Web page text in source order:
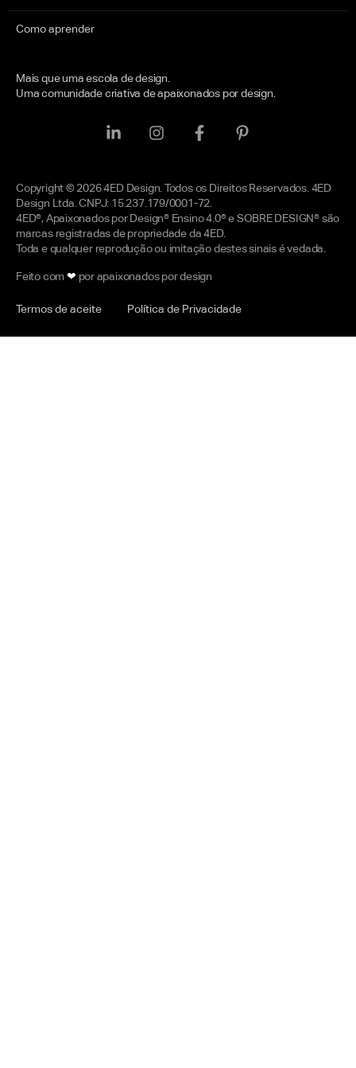
Como aprender
Mais que uma escola de design.
Uma comunidade criativa de apaixonados por design.
Copyright © 2026 4ED Design. Todos os Direitos Reservados. 4ED
Design Ltda. CNPJ: 15.237.179/0001-72.
4ED®, Apaixonados por Design® Ensino 4.0® e SOBRE DESIGN® são
marcas registradas de propriedade da 4ED.
Toda e qualquer reprodução ou imitação destes sinais é vedada.
Feito com❤ por apaixonados por design
Termos de aceite Política de Privacidade